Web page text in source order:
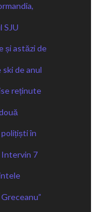
SJU
și astăzi de
de anul
reținute
în
Intervin 7